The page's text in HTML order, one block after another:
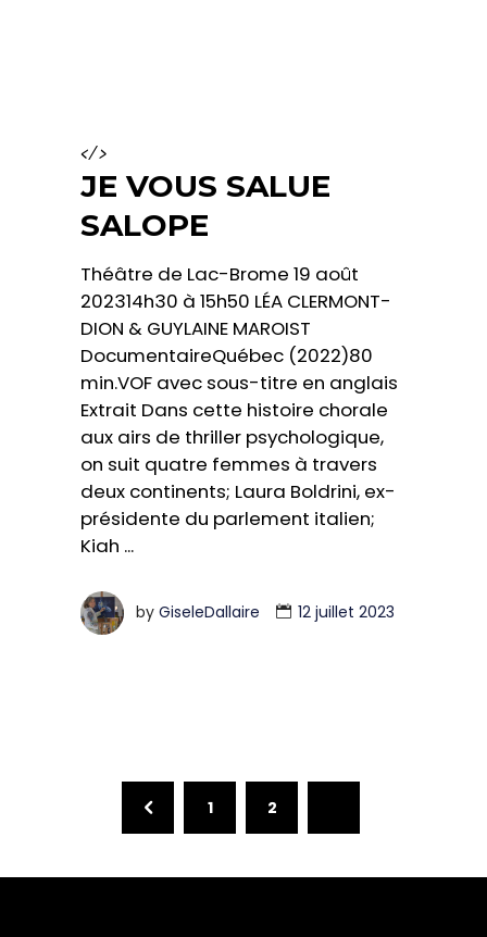
</>
JE VOUS SALUE
SALOPE
Théâtre de Lac-Brome 19 août
202314h30 à 15h50 LÉA CLERMONT-
DION & GUYLAINE MAROIST
DocumentaireQuébec (2022)80
min.VOF avec sous-titre en anglais
Extrait Dans cette histoire chorale
aux airs de thriller psychologique,
on suit quatre femmes à travers
deux continents; Laura Boldrini, ex-
présidente du parlement italien;
Kiah
by GiseleDallaire 12 juillet 2023
1 2